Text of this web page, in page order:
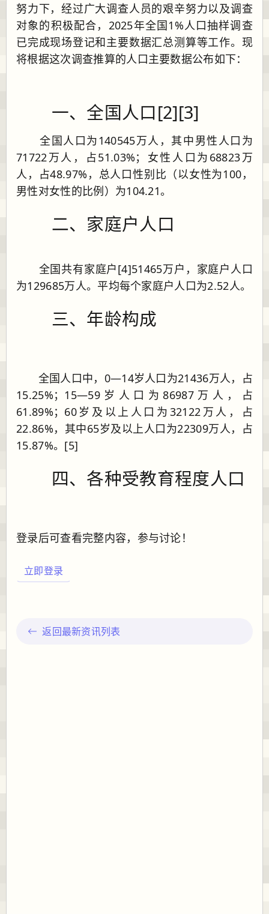
努力下，经过广大调查人员的艰辛努力以及调查
对象的积极配合，2025年全国1%人口抽样调查
已完成现场登记和主要数据汇总测算等工作。现
将根据这次调查推算的人口主要数据公布如下：
一、全国人口[2][3]
全国人口为140545万人，其中男性人口为
71722万人，占51.03%；女性人口为68823万
人，占48.97%，总人口性别比（以女性为100，
男性对女性的比例）为104.21。
二、家庭户人口
全国共有家庭户[4]51465万户，家庭户人口
为129685万人。平均每个家庭户人口为2.52人。
三、年龄构成
全国人口中，0—14岁人口为21436万人，占
15.25%；15—59岁人口为86987万人，占
61.89%；60岁及以上人口为32122万人，占
22.86%，其中65岁及以上人口为22309万人，占
15.87%。[5]
四、各种受教育程度人口
登录后可查看完整内容，参与讨论！
立即登录
返回最新资讯列表